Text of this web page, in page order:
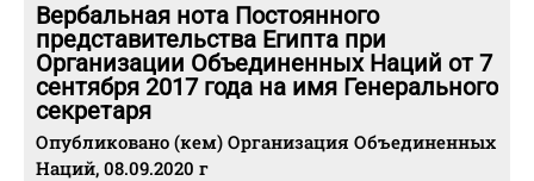
Вербальная нота Постоянного
представительства Египта при
Организации Объединенных Наций от 7
сентября 2017 года на имя Генерального
секретаря
Опубликовано (кем) Организация Объединенных
Наций, 08.09.2020 г